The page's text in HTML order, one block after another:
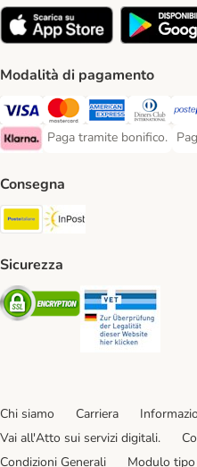
Modalità di pagamento
Paga con Visa. Payment Method
Paga con Mastercard.
Paga conPaga con
Klarna Payment Method
Paga tramite bonifico.
Paga tramite bonifico.
Consegna
Poste Italiane. Shipping
Sicurezza
Security
Chi siamo Carriera
Vai all'Atto sui servizi digitali.
Condizioni Generali
Modulo tipo